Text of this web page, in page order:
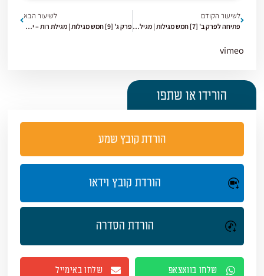
לשיעור הקודם
פתיחה לפרק ב' [7] חמש מגילות | מגילת רות – פרק ב
לשיעור הבא
פרק ג' [9] חמש מגילות | מגילת רות – יהודה ותמר והקשר למגילת רות
vimeo
הורידו או שתפו
הורדת קובץ שמע
הורדת קובץ וידאו
הורדת הסדרה
שלחו בוואצאפ שלחו באימייל